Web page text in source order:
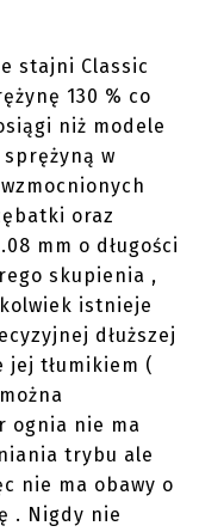
stajni Classic
130 % co
niż modele
w
oraz
mm o długości
skupienia ,
istnieje
dłuższej
jej tłumikiem (
ognia nie ma
trybu ale
nie ma obawy o
. Nigdy nie